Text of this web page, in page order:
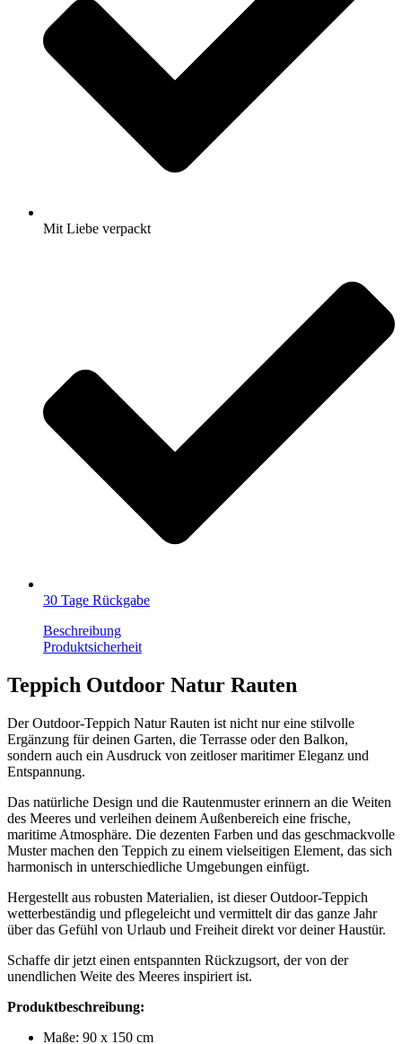
Mit Liebe verpackt
30 Tage Rückgabe
Beschreibung
Produktsicherheit
Teppich Outdoor Natur Rauten
Der Outdoor-Teppich Natur Rauten ist nicht nur eine stilvolle
Ergänzung für deinen Garten, die Terrasse oder den Balkon,
sondern auch ein Ausdruck von zeitloser maritimer Eleganz und
Entspannung.
Das natürliche Design und die Rautenmuster erinnern an die Weiten
des Meeres und verleihen deinem Außenbereich eine frische,
maritime Atmosphäre. Die dezenten Farben und das geschmackvolle
Muster machen den Teppich zu einem vielseitigen Element, das sich
harmonisch in unterschiedliche Umgebungen einfügt.
Hergestellt aus robusten Materialien, ist dieser Outdoor-Teppich
wetterbeständig und pflegeleicht und vermittelt dir das ganze Jahr
über das Gefühl von Urlaub und Freiheit direkt vor deiner Haustür.
Schaffe dir jetzt einen entspannten Rückzugsort, der von der
unendlichen Weite des Meeres inspiriert ist.
Produktbeschreibung:
Maße: 90 x 150 cm